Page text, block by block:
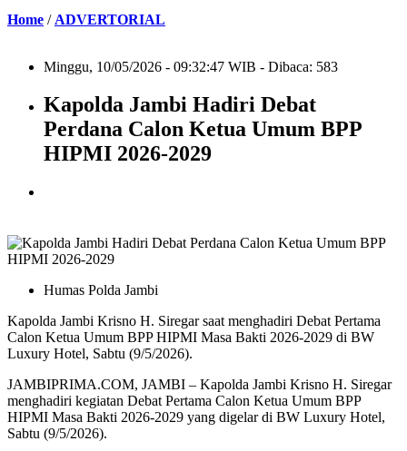
Home / ADVERTORIAL
Minggu, 10/05/2026 - 09:32:47 WIB - Dibaca: 583
Kapolda Jambi Hadiri Debat
Perdana Calon Ketua Umum BPP
HIPMI 2026-2029
Humas Polda Jambi
Kapolda Jambi Krisno H. Siregar saat menghadiri Debat Pertama
Calon Ketua Umum BPP HIPMI Masa Bakti 2026-2029 di BW
Luxury Hotel, Sabtu (9/5/2026).
JAMBIPRIMA.COM, JAMBI – Kapolda Jambi Krisno H. Siregar
menghadiri kegiatan Debat Pertama Calon Ketua Umum BPP
HIPMI Masa Bakti 2026-2029 yang digelar di BW Luxury Hotel,
Sabtu (9/5/2026).